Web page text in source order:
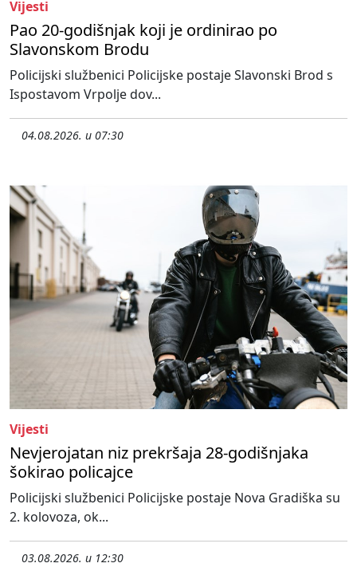
Vijesti
Pao 20-godišnjak koji je ordinirao po
Slavonskom Brodu
Policijski službenici Policijske postaje Slavonski Brod s
Ispostavom Vrpolje dov...
04.08.2026. u 07:30
Vijesti
Nevjerojatan niz prekršaja 28-godišnjaka
šokirao policajce
Policijski službenici Policijske postaje Nova Gradiška su
2. kolovoza, ok...
03.08.2026. u 12:30